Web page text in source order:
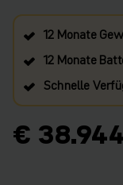
12 Monate
12 Monate
Schnelle
€